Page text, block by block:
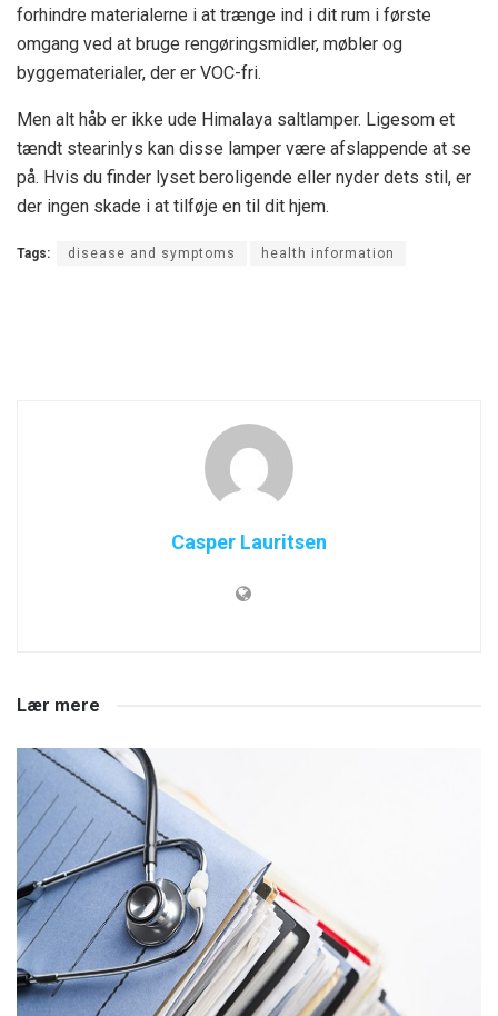
forhindre materialerne i at trænge ind i dit rum i første
omgang ved at bruge rengøringsmidler, møbler og
byggematerialer, der er VOC-fri.
Men alt håb er ikke ude Himalaya saltlamper. Ligesom et
tændt stearinlys kan disse lamper være afslappende at se
på. Hvis du finder lyset beroligende eller nyder dets stil, er
der ingen skade i at tilføje en til dit hjem.
Tags: disease and symptoms health information
Casper Lauritsen
Lær mere